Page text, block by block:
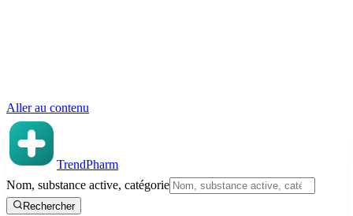
Aller au contenu
TrendPharm
Nom, substance active, catégorie
Rechercher